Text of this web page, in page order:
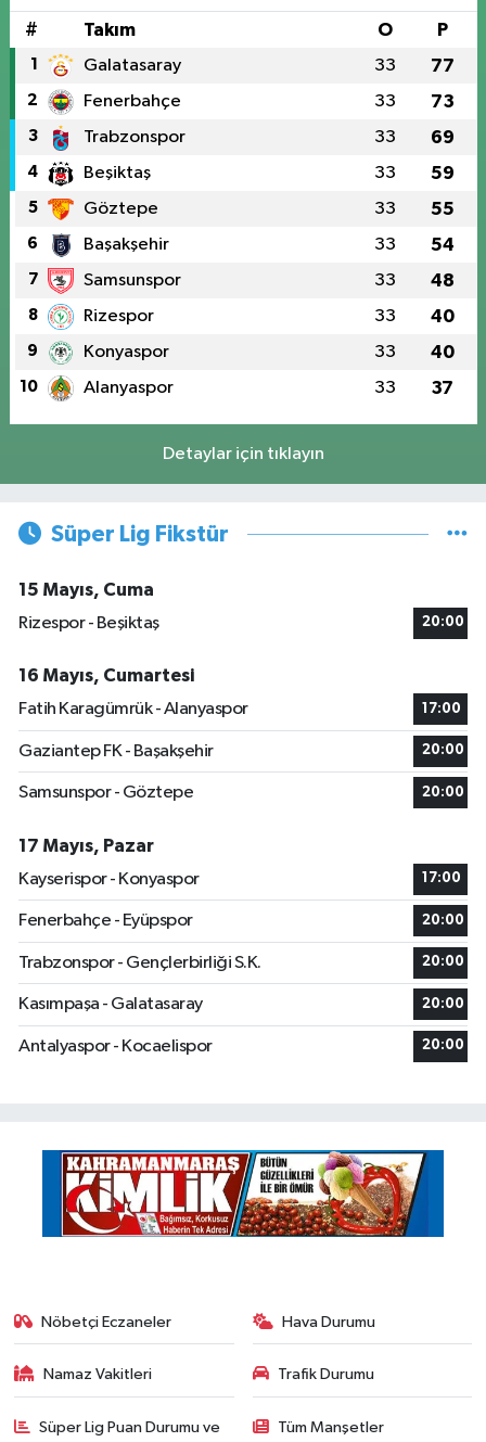
# Takım O P
1 Galatasaray 33 77
2 Fenerbahçe 33 73
3 Trabzonspor 33 69
4 Beşiktaş 33 59
5 Göztepe 33 55
6 Başakşehir 33 54
7 Samsunspor 33 48
8 Rizespor 33 40
9 Konyaspor 33 40
10 Alanyaspor 33 37
Detaylar için tıklayın
Süper Lig Fikstür
15 Mayıs, Cuma
Rizespor - Beşiktaş
20:00
16 Mayıs, Cumartesi
Fatih Karagümrük - Alanyaspor
17:00
Gaziantep FK - Başakşehir 20:00
Samsunspor - Göztepe 20:00
17 Mayıs, Pazar
Kayserispor - Konyaspor
17:00
Fenerbahçe - Eyüpspor 20:00
Trabzonspor - Gençlerbirliği S.K. 20:00
Kasımpaşa - Galatasaray 20:00
Antalyaspor - Kocaelispor 20:00
Nöbetçi Eczaneler Hava Durumu
Namaz Vakitleri Trafik Durumu
Süper Lig Puan Durumu ve Tüm Manşetler